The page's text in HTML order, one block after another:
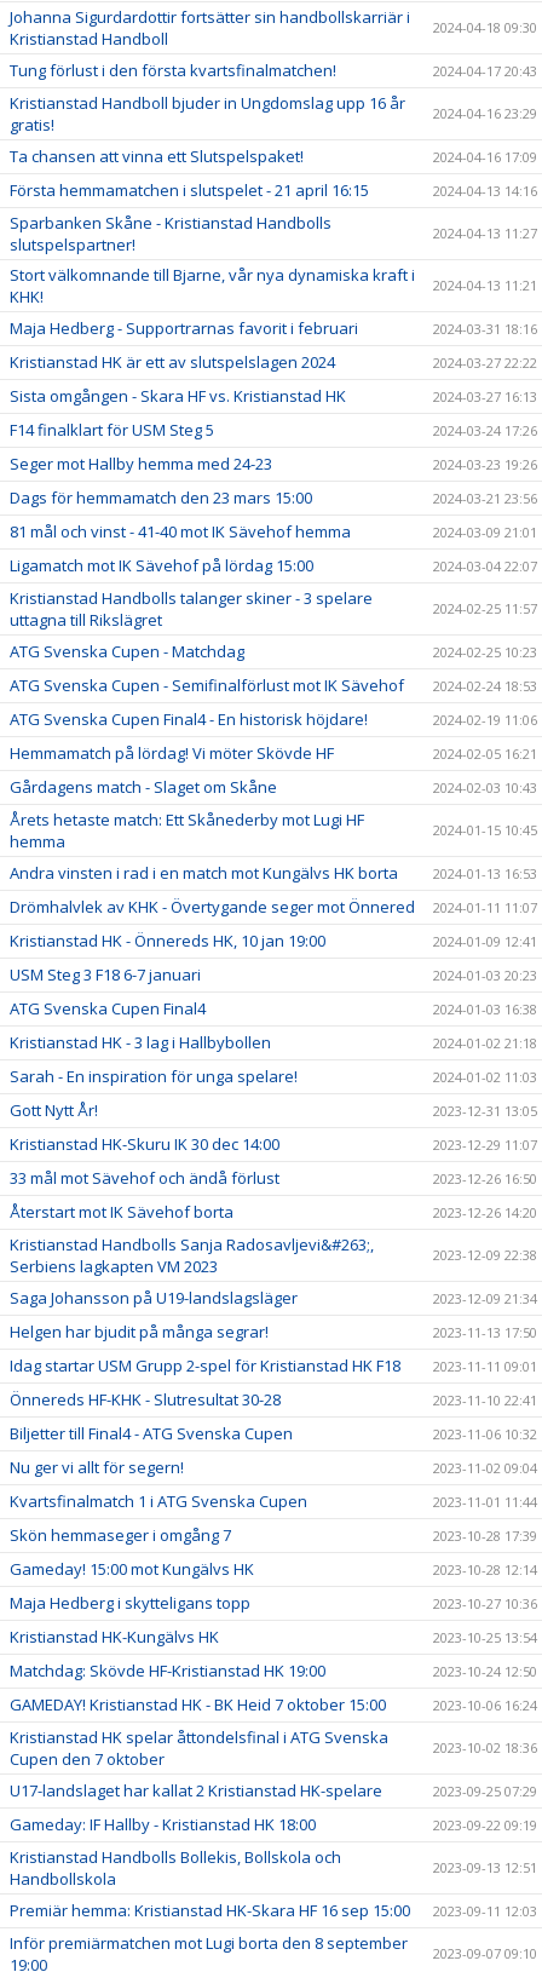
Johanna Sigurdardottir fortsätter sin handbollskarriär i
Kristianstad Handboll
2024-04-18 09:30
Tung förlust i den första kvartsfinalmatchen! 2024-04-17 20:43
Kristianstad Handboll bjuder in Ungdomslag upp 16 år
gratis!
2024-04-16 23:29
Ta chansen att vinna ett Slutspelspaket! 2024-04-16 17:09
Första hemmamatchen i slutspelet - 21 april 16:15 2024-04-13 14:16
Sparbanken Skåne - Kristianstad Handbolls
slutspelspartner!
2024-04-13 11:27
Stort välkomnande till Bjarne, vår nya dynamiska kraft i
KHK!
2024-04-13 11:21
Maja Hedberg - Supportrarnas favorit i februari 2024-03-31 18:16
Kristianstad HK är ett av slutspelslagen 2024 2024-03-27 22:22
Sista omgången - Skara HF vs. Kristianstad HK 2024-03-27 16:13
F14 finalklart för USM Steg 5 2024-03-24 17:26
Seger mot Hallby hemma med 24-23 2024-03-23 19:26
Dags för hemmamatch den 23 mars 15:00 2024-03-21 23:56
81 mål och vinst - 41-40 mot IK Sävehof hemma 2024-03-09 21:01
Ligamatch mot IK Sävehof på lördag 15:00 2024-03-04 22:07
Kristianstad Handbolls talanger skiner - 3 spelare
uttagna till Rikslägret
2024-02-25 11:57
ATG Svenska Cupen - Matchdag 2024-02-25 10:23
ATG Svenska Cupen - Semifinalförlust mot IK Sävehof 2024-02-24 18:53
ATG Svenska Cupen Final4 - En historisk höjdare! 2024-02-19 11:06
Hemmamatch på lördag! Vi möter Skövde HF 2024-02-05 16:21
Gårdagens match - Slaget om Skåne 2024-02-03 10:43
Årets hetaste match: Ett Skånederby mot Lugi HF
hemma
2024-01-15 10:45
Andra vinsten i rad i en match mot Kungälvs HK borta 2024-01-13 16:53
Drömhalvlek av KHK - Övertygande seger mot Önnered 2024-01-11 11:07
Kristianstad HK - Önnereds HK, 10 jan 19:00 2024-01-09 12:41
USM Steg 3 F18 6-7 januari 2024-01-03 20:23
ATG Svenska Cupen Final4 2024-01-03 16:38
Kristianstad HK - 3 lag i Hallbybollen 2024-01-02 21:18
Sarah - En inspiration för unga spelare! 2024-01-02 11:03
Gott Nytt År! 2023-12-31 13:05
Kristianstad HK-Skuru IK 30 dec 14:00 2023-12-29 11:07
33 mål mot Sävehof och ändå förlust 2023-12-26 16:50
Återstart mot IK Sävehof borta 2023-12-26 14:20
Kristianstad Handbolls Sanja Radosavljevi&#263;,
Serbiens lagkapten VM 2023
2023-12-09 22:38
Saga Johansson på U19-landslagsläger 2023-12-09 21:34
Helgen har bjudit på många segrar! 2023-11-13 17:50
Idag startar USM Grupp 2-spel för Kristianstad HK F18 2023-11-11 09:01
Önnereds HF-KHK - Slutresultat 30-28 2023-11-10 22:41
Biljetter till Final4 - ATG Svenska Cupen 2023-11-06 10:32
Nu ger vi allt för segern! 2023-11-02 09:04
Kvartsfinalmatch 1 i ATG Svenska Cupen 2023-11-01 11:44
Skön hemmaseger i omgång 7 2023-10-28 17:39
Gameday! 15:00 mot Kungälvs HK 2023-10-28 12:14
Maja Hedberg i skytteligans topp 2023-10-27 10:36
Kristianstad HK-Kungälvs HK 2023-10-25 13:54
Matchdag: Skövde HF-Kristianstad HK 19:00 2023-10-24 12:50
GAMEDAY! Kristianstad HK - BK Heid 7 oktober 15:00 2023-10-06 16:24
Kristianstad HK spelar åttondelsfinal i ATG Svenska
Cupen den 7 oktober
2023-10-02 18:36
U17-landslaget har kallat 2 Kristianstad HK-spelare 2023-09-25 07:29
Gameday: IF Hallby - Kristianstad HK 18:00 2023-09-22 09:19
Kristianstad Handbolls Bollekis, Bollskola och
Handbollskola
2023-09-13 12:51
Premiär hemma: Kristianstad HK-Skara HF 16 sep 15:00 2023-09-11 12:03
Inför premiärmatchen mot Lugi borta den 8 september
19:00
2023-09-07 09:10